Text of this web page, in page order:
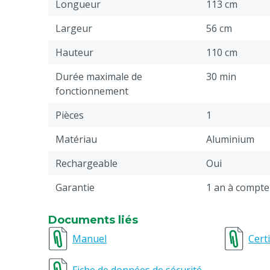
Déplacement hygiénique du cadavre
Évite les maux de dos
Simplicité d'utilisation
Longueur
113 cm
Largeur
56 cm
Hauteur
110 cm
Durée maximale de
fonctionnement
30 min
Pièces
1
Matériau
Aluminium
Rechargeable
Oui
Garantie
1 an à
aucune
incorrecte /
d’entretien
Documents liés
Manuel